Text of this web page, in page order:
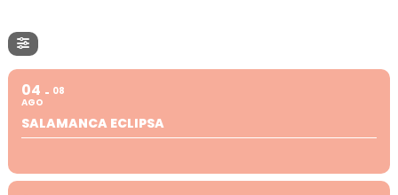
04
AGO
08
SALAMANCA ECLIPSA